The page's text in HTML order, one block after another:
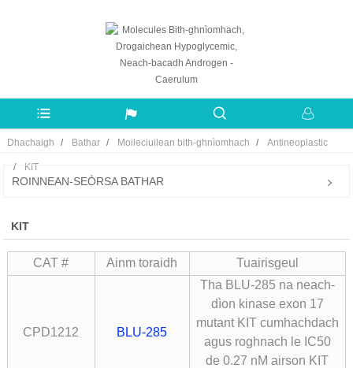
Dhachaigh Bathar Moileciuilean bith-ghnìomhach Antineoplastic
KIT
ROINNEAN-SEÒRSA BATHAR
KIT
CAT # Ainm toraidh Tuairisgeul
CPD1212 BLU-285
Tha BLU-285 na neach-
dìon kinase exon 17
mutant KIT cumhachdach
agus roghnach le IC50
de 0.27 nM airson KIT